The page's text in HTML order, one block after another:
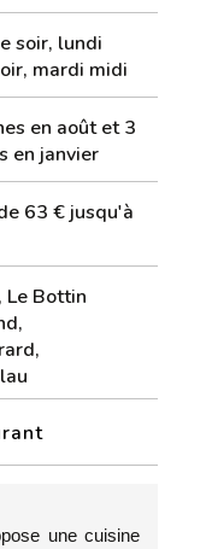
soir, lundi
mardi midi
en août et 3
en janvier
63 € jusqu'à
Le Bottin
une cuisine